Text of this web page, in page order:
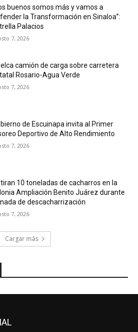
buenos somos más y vamos a
la Transformación en Sinaloa”:
Palacios
7, 2026
camión de carga sobre carretera
Rosario-Agua Verde
7, 2026
de Escuinapa invita al Primer
Deportivo de Alto Rendimiento
7, 2026
10 toneladas de cacharros en la
Ampliación Benito Juárez durante
de descacharrización
7, 2026
Cargar más